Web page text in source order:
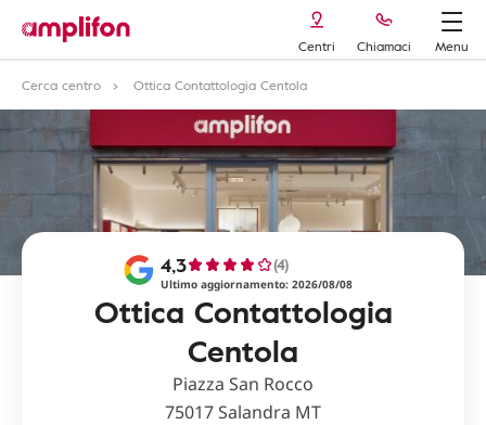
Centri Chiamaci
Menu
Cerca centro
Ottica Contattologia Centola
Ottica Contattologia
Centola
4,3 (4)
Ultimo aggiornamento: 2026/08/08
Piazza San Rocco
75017 Salandra MT